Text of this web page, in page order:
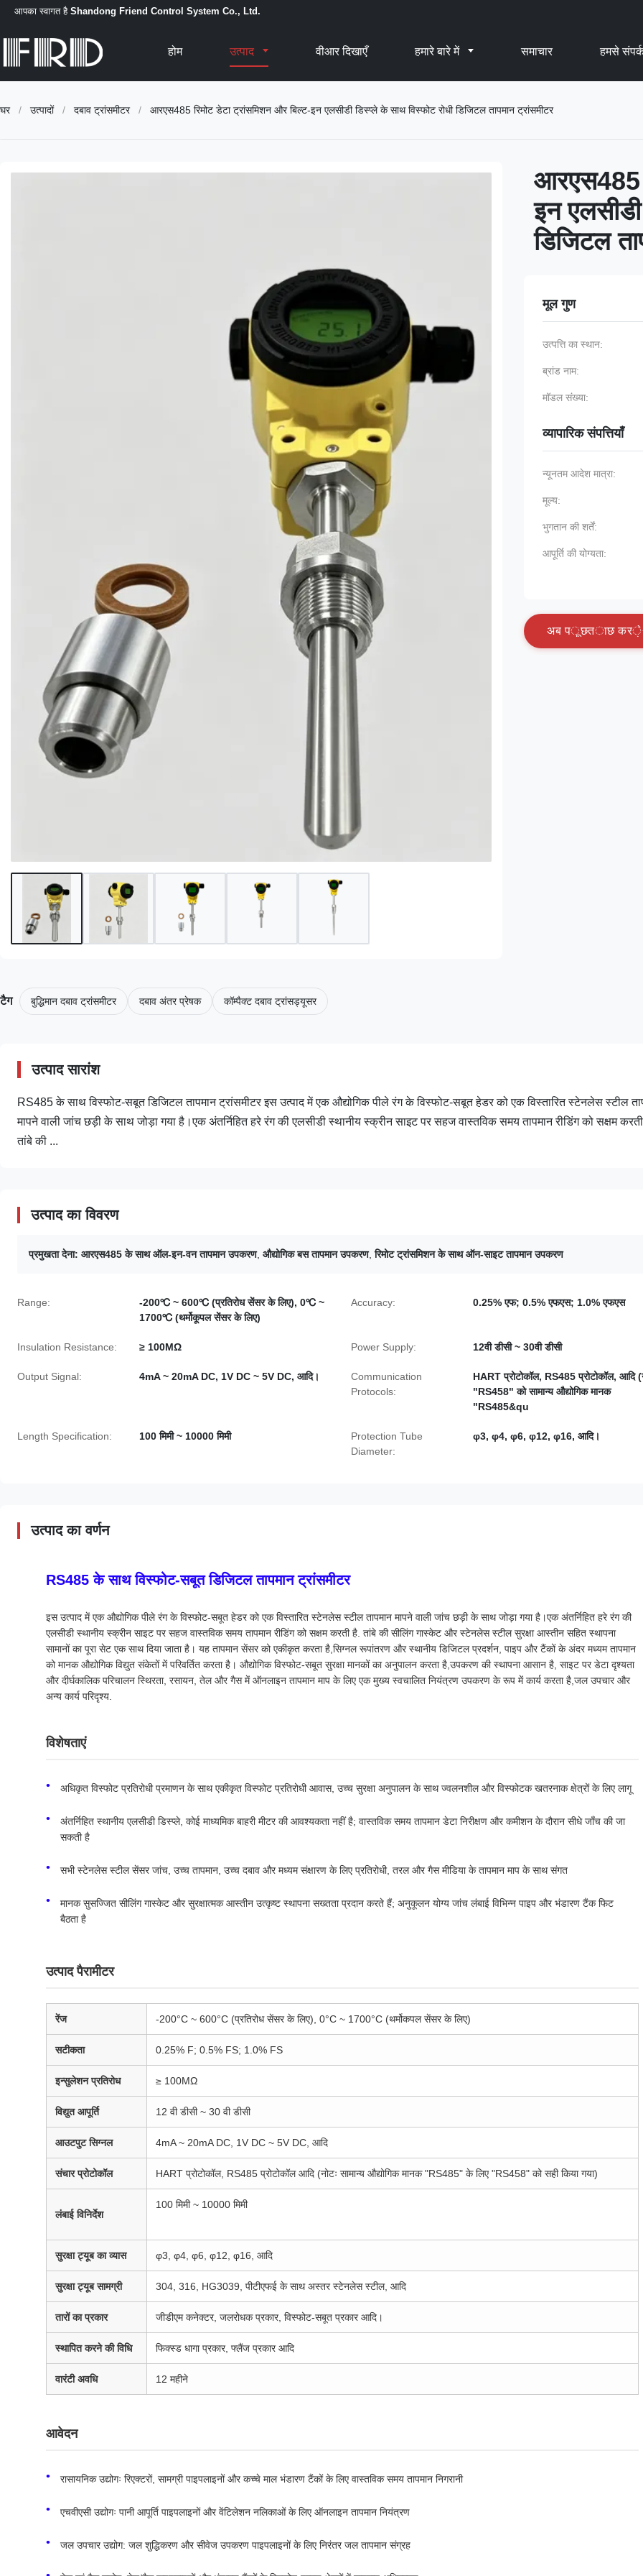
आपका स्वागत है Shandong Friend Control System Co., Ltd.
होम उत्पाद वीआर दिखाएँ हमारे बारे में समाचार हमसे
घर / उत्पादों / दबाव ट्रांसमीटर / आरएस485 रिमोट डेटा ट्रांसमिशन और बिल्ट-इन एलसीडी डिस्प्ले के साथ विस्फोट रोधी डिजिटल तापमान ट्रांसमीटर
आरएस485
इन
डिजिटल
मूल गुण
उत्पत्ति का स्थान:
ब्रांड नाम:
मॉडल संख्या:
व्यापारिक संपत्तियाँ
न्यूनतम आदेश मात्रा:
मूल्य:
भुगतान की शर्तें:
आपूर्ति की योग्यता:
अब पूछताछ करे
टैग बुद्धिमान दबाव ट्रांसमीटर दबाव अंतर प्रेषक कॉम्पैक्ट दबाव ट्रांसड्यूसर
उत्पाद सारांश
RS485 के साथ विस्फोट-सबूत डिजिटल तापमान ट्रांसमीटर इस उत्पाद में एक औद्योगिक पीले रंग के विस्फोट-सबूत हेडर को एक विस्तारित स्टेनलेस स्टील
मापने वाली जांच छड़ी के साथ जोड़ा गया है।एक अंतर्निहित हरे रंग की एलसीडी स्थानीय स्क्रीन साइट पर सहज वास्तविक समय तापमान रीडिंग को सक्षम
तांबे की ...
उत्पाद का विवरण
प्रमुखता देना: आरएस485 के साथ ऑल-इन-वन तापमान उपकरण, औद्योगिक बस तापमान उपकरण,रिमोट ट्रांसमिशन के साथ ऑन-साइट तापमान उपकरण
Range:
-200℃ ~ 600℃ (प्रतिरोध सेंसर के लिए), 0℃ ~
1700℃ (थर्मोकूपल सेंसर के लिए)
Accuracy: 0.25% एफ; 0.5% एफएस; 1.0% एफएस
Insulation Resistance: ≥ 100MΩ Power Supply: 12वी डीसी ~ 30वी डीसी
Output Signal: 4mA ~ 20mA DC, 1V DC ~ 5V DC, आदि।
Communication
Protocols:
HART प्रोटोकॉल, RS485 प्रोटोकॉल, आदि
"RS458" को सामान्य औद्योगिक मानक
"RS485&qu
Length Specification: 100 मिमी ~ 10000 मिमी
Protection Tube
Diameter:
φ3, φ4, φ6, φ12, φ16, आदि।
उत्पाद का वर्णन
RS485 के साथ विस्फोट-सबूत डिजिटल तापमान ट्रांसमीटर
इस उत्पाद में एक औद्योगिक पीले रंग के विस्फोट-सबूत हेडर को एक विस्तारित स्टेनलेस स्टील तापमान मापने वाली जांच छड़ी के साथ जोड़ा गया है।एक अंतर्निहित हरे रंग की
एलसीडी स्थानीय स्क्रीन साइट पर सहज वास्तविक समय तापमान रीडिंग को सक्षम करती है. तांबे की सीलिंग गास्केट और स्टेनलेस स्टील सुरक्षा आस्तीन सहित स्थापना
सामानों का पूरा सेट एक साथ दिया जाता है। यह तापमान सेंसर को एकीकृत करता है,सिग्नल रूपांतरण और स्थानीय डिजिटल प्रदर्शन, पाइप और टैंकों के अंदर मध्यम तापमान
को मानक औद्योगिक विद्युत संकेतों में परिवर्तित करता है। औद्योगिक विस्फोट-सबूत सुरक्षा मानकों का अनुपालन करता है,उपकरण की स्थापना आसान है, साइट पर डेटा दृश्यता
और दीर्घकालिक परिचालन स्थिरता, रसायन, तेल और गैस में ऑनलाइन तापमान माप के लिए एक मुख्य स्वचालित नियंत्रण उपकरण के रूप में कार्य करता है,जल उपचार और
अन्य कार्य परिदृश्य.
विशेषताएं
अधिकृत विस्फोट प्रतिरोधी प्रमाणन के साथ एकीकृत विस्फोट प्रतिरोधी आवास, उच्च सुरक्षा अनुपालन के साथ ज्वलनशील और विस्फोटक खतरनाक क्षेत्रों के लिए लागू
अंतर्निहित स्थानीय एलसीडी डिस्प्ले, कोई माध्यमिक बाहरी मीटर की आवश्यकता नहीं है; वास्तविक समय तापमान डेटा निरीक्षण और कमीशन के दौरान सीधे जाँच की जा
सकती है
सभी स्टेनलेस स्टील सेंसर जांच, उच्च तापमान, उच्च दबाव और मध्यम संक्षारण के लिए प्रतिरोधी, तरल और गैस मीडिया के तापमान माप के साथ संगत
मानक सुसज्जित सीलिंग गास्केट और सुरक्षात्मक आस्तीन उत्कृष्ट स्थापना सख्तता प्रदान करते हैं; अनुकूलन योग्य जांच लंबाई विभिन्न पाइप और भंडारण टैंक फिट
बैठता है
उत्पाद पैरामीटर
रेंज -200°C ~ 600°C (प्रतिरोध सेंसर के लिए), 0°C ~ 1700°C (थर्मोकपल सेंसर के लिए)
सटीकता 0.25% F; 0.5% FS; 1.0% FS
इन्सुलेशन प्रतिरोध ≥ 100MΩ
विद्युत आपूर्ति 12 वी डीसी ~ 30 वी डीसी
आउटपुट सिग्नल 4mA ~ 20mA DC, 1V DC ~ 5V DC, आदि
संचार प्रोटोकॉल HART प्रोटोकॉल, RS485 प्रोटोकॉल आदि (नोटः सामान्य औद्योगिक मानक "RS485" के लिए "RS458" को सही किया गया)
लंबाई विनिर्देश
100 मिमी ~ 10000 मिमी
सुरक्षा ट्यूब का व्यास φ3, φ4, φ6, φ12, φ16, आदि
सुरक्षा ट्यूब सामग्री 304, 316, HG3039, पीटीएफई के साथ अस्तर स्टेनलेस स्टील, आदि
तारों का प्रकार जीडीएम कनेक्टर, जलरोधक प्रकार, विस्फोट-सबूत प्रकार आदि।
स्थापित करने की विधि फिक्स्ड धागा प्रकार, फ्लैंज प्रकार आदि
वारंटी अवधि 12 महीने
आवेदन
रासायनिक उद्योगः रिएक्टरों, सामग्री पाइपलाइनों और कच्चे माल भंडारण टैंकों के लिए वास्तविक समय तापमान निगरानी
एचवीएसी उद्योगः पानी आपूर्ति पाइपलाइनों और वेंटिलेशन नलिकाओं के लिए ऑनलाइन तापमान नियंत्रण
जल उपचार उद्योग: जल शुद्धिकरण और सीवेज उपकरण पाइपलाइनों के लिए निरंतर जल तापमान संग्रह